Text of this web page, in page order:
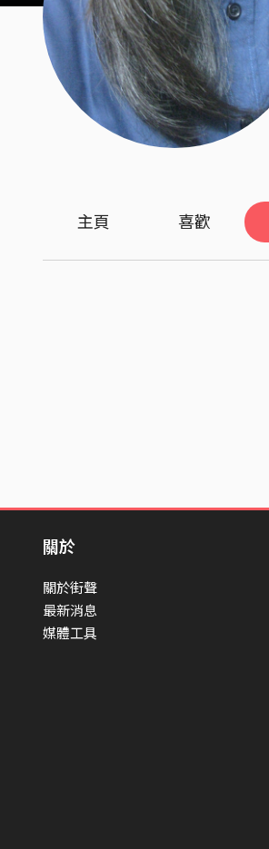
主頁 喜歡
關於
關於街聲
最新消息
媒體工具